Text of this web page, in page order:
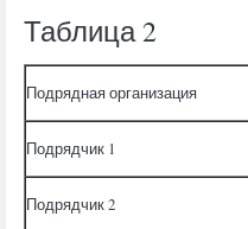
Таблица 2
Подрядная организация
Подрядчик 1
Подрядчик 2